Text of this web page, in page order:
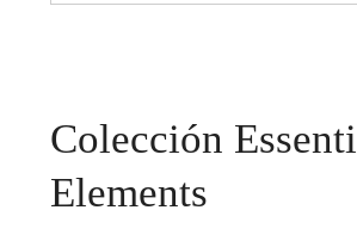
Colección
Elements